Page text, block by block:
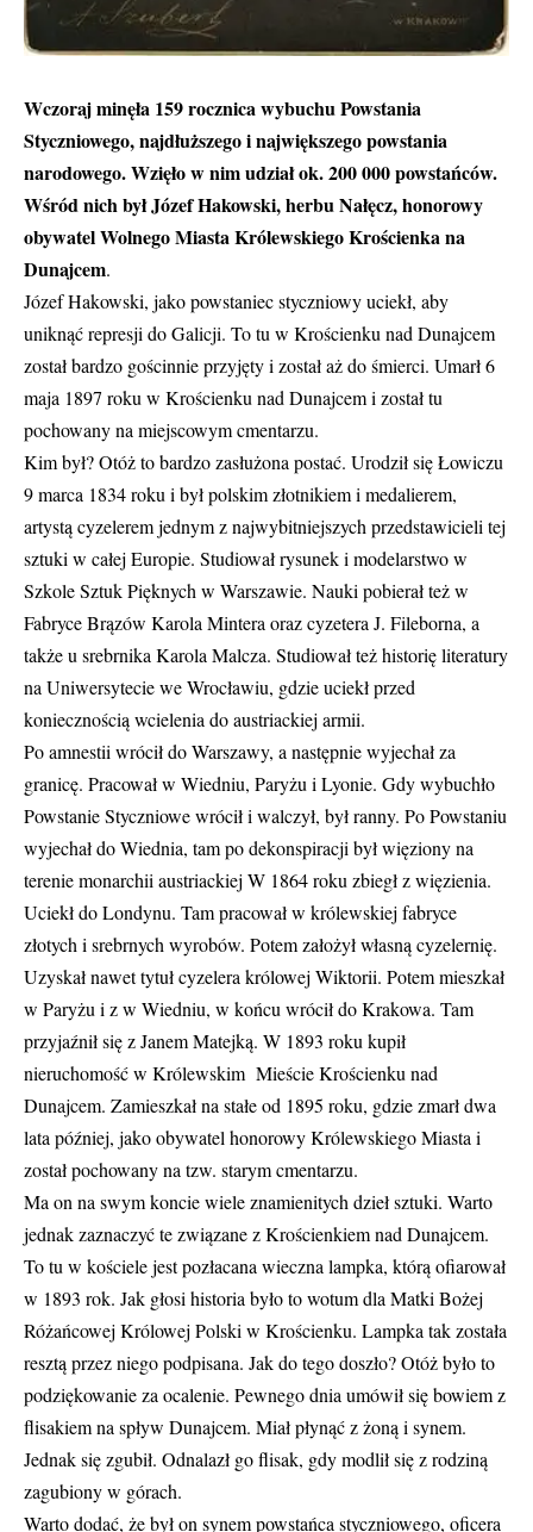
Wczoraj minęła 159 rocznica wybuchu Powstania
Styczniowego, najdłuższego i największego powstania
narodowego. Wzięło w nim udział ok. 200 000 powstańców.
Wśród nich był Józef Hakowski, herbu Nałęcz, honorowy
obywatel Wolnego Miasta Królewskiego Krościenka na
Dunajcem.
Józef Hakowski, jako powstaniec styczniowy uciekł, aby
uniknąć represji do Galicji. To tu w Krościenku nad Dunajcem
został bardzo gościnnie przyjęty i został aż do śmierci. Umarł 6
maja 1897 roku w Krościenku nad Dunajcem i został tu
pochowany na miejscowym cmentarzu.
Kim był? Otóż to bardzo zasłużona postać. Urodził się Łowiczu
9 marca 1834 roku i był polskim złotnikiem i medalierem,
artystą cyzelerem jednym z najwybitniejszych przedstawicieli tej
sztuki w całej Europie. Studiował rysunek i modelarstwo w
Szkole Sztuk Pięknych w Warszawie. Nauki pobierał też w
Fabryce Brązów Karola Mintera oraz cyzetera J. Fileborna, a
także u srebrnika Karola Malcza. Studiował też historię literatury
na Uniwersytecie we Wrocławiu, gdzie uciekł przed
koniecznością wcielenia do austriackiej armii.
Po amnestii wrócił do Warszawy, a następnie wyjechał za
granicę. Pracował w Wiedniu, Paryżu i Lyonie. Gdy wybuchło
Powstanie Styczniowe wrócił i walczył, był ranny. Po Powstaniu
wyjechał do Wiednia, tam po dekonspiracji był więziony na
terenie monarchii austriackiej W 1864 roku zbiegł z więzienia.
Uciekł do Londynu. Tam pracował w królewskiej fabryce
złotych i srebrnych wyrobów. Potem założył własną cyzelernię.
Uzyskał nawet tytuł cyzelera królowej Wiktorii. Potem mieszkał
w Paryżu i z w Wiedniu, w końcu wrócił do Krakowa. Tam
przyjaźnił się z Janem Matejką. W 1893 roku kupił
nieruchomość w Królewskim Mieście Krościenku nad
Dunajcem. Zamieszkał na stałe od 1895 roku, gdzie zmarł dwa
lata później, jako obywatel honorowy Królewskiego Miasta i
został pochowany na tzw. starym cmentarzu.
Ma on na swym koncie wiele znamienitych dzieł sztuki. Warto
jednak zaznaczyć te związane z Krościenkiem nad Dunajcem.
To tu w kościele jest pozłacana wieczna lampka, którą ofiarował
w 1893 rok. Jak głosi historia było to wotum dla Matki Bożej
Różańcowej Królowej Polski w Krościenku. Lampka tak została
resztą przez niego podpisana. Jak do tego doszło? Otóż było to
podziękowanie za ocalenie. Pewnego dnia umówił się bowiem z
flisakiem na spływ Dunajcem. Miał płynąć z żoną i synem.
Jednak się zgubił. Odnalazł go flisak, gdy modlił się z rodziną
zagubiony w górach.
Warto dodać, że był on synem powstańca styczniowego, oficera